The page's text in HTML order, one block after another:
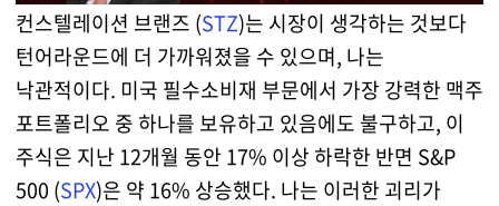
컨스텔레이션 브랜즈 (STZ)는 시장이 생각하는 것보다
턴어라운드에 더 가까워졌을 수 있으며, 나는
낙관적이다. 미국 필수소비재 부문에서 가장 강력한 맥주
포트폴리오 중 하나를 보유하고 있음에도 불구하고, 이
주식은 지난 12개월 동안 17% 이상 하락한 반면 S&P
500 (SPX)은 약 16% 상승했다. 나는 이러한 괴리가